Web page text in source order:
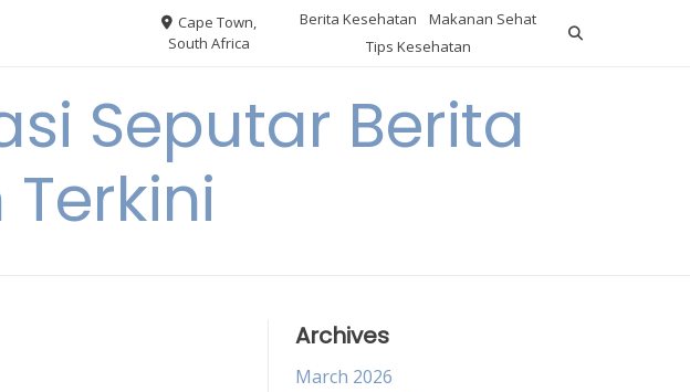
Cape Town,
South Africa
Berita Kesehatan
Makanan Sehat
Tips Kesehatan
Seputar Berita
Archives
March 2026